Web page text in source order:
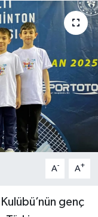
A- A+
genç